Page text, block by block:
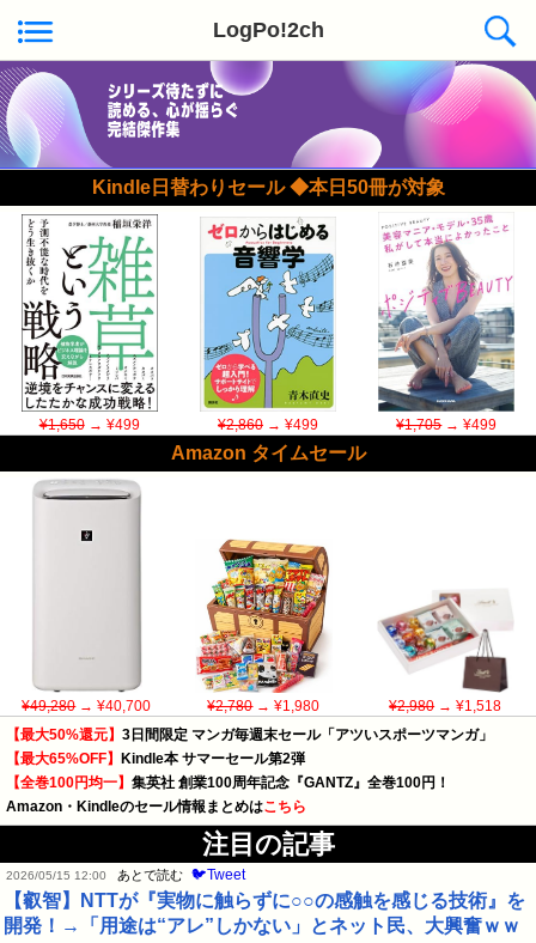
LogPo!2ch
Kindle日替わりセール ◆本日50冊が対象
¥1,650→ ¥499 ¥2,860→ ¥499 ¥1,705→ ¥499
Amazon タイムセール
¥49,280→ ¥40,700 ¥2,780→ ¥1,980 ¥2,980→ ¥1,518
【最大50%還元】 3日間限定 マンガ毎週末セール「アツいスポーツマンガ」
【最大65%OFF】 Kindle本 サマーセール第2弾
【全巻100円均一】 集英社 創業100周年記念『GANTZ』全巻100円！
Amazon・Kindleのセール情報まとめはこちら
注目の記事
2026/05/15 12:00 あとで読む 🐦Tweet
【叡智】NTTが『実物に触らずに○○の感触を感じる技術』を
開発！→「用途は“アレ”しかない」とネット民、大興奮ｗｗ